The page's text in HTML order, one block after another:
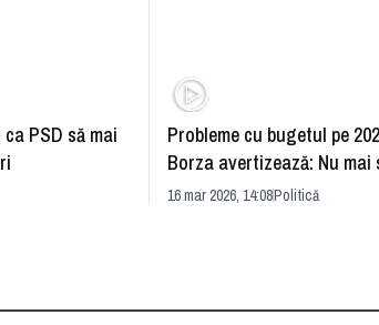
PSD să mai
Probleme cu bugetul pe
Borza avertizează: Nu mai
electoral
16 mar 2026, 14:08Politică